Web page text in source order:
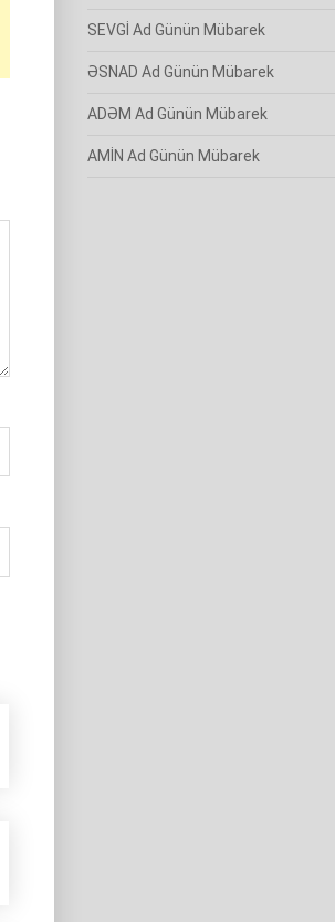
SEVGİ Ad Günün Mübarek
ƏSNAD Ad Günün Mübarek
ADƏM Ad Günün Mübarek
AMİN Ad Günün Mübarek